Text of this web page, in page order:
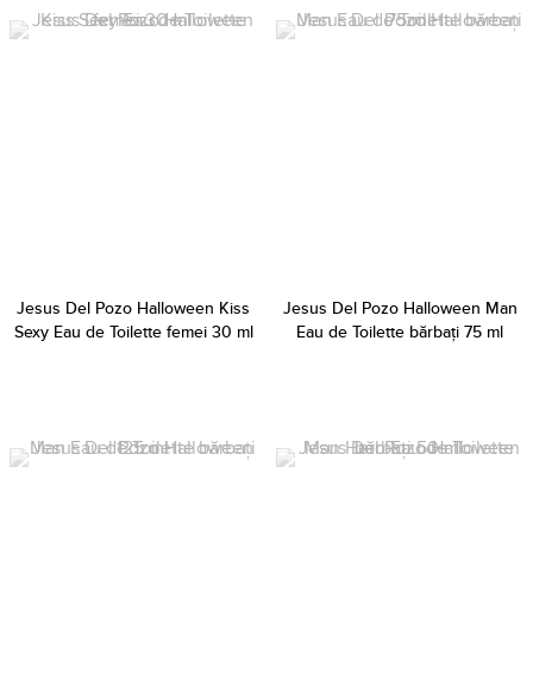
Jesus Del Pozo Halloween Kiss
Sexy Eau de Toilette femei 30 ml
Jesus Del Pozo Halloween Man
Eau de Toilette bărbați 75 ml